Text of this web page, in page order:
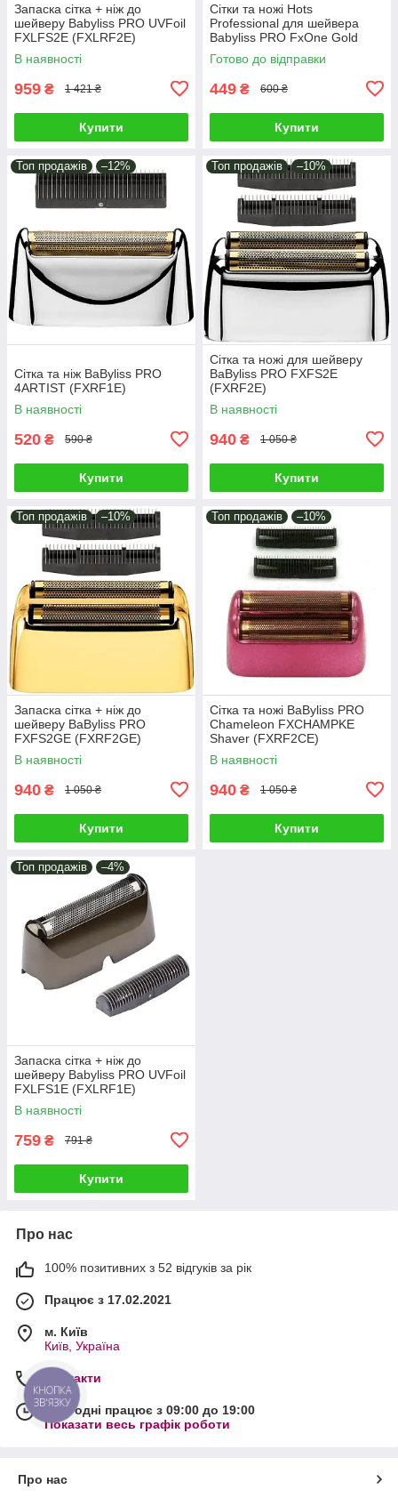
Запаска сітка + ніж до
шейверу Babyliss PRO UVFoil
FXLFS2E (FXLRF2E)
В наявності
959 ₴ 1 421 ₴
Купити
Сітки та ножі Hots
Professional для шейвера
Babyliss PRO FxOne Gold
FX79FSGE (HP-FX79RF2GE)
Готово до відправки
449 ₴ 600 ₴
Купити
Топ продажів –12%
Сітка та ніж BaByliss PRO
4ARTIST (FXRF1E)
В наявності
520 ₴ 590 ₴
Купити
Топ продажів –10%
Сітка та ножі для шейверу
BaByliss PRO FXFS2E
(FXRF2E)
В наявності
940 ₴ 1 050 ₴
Купити
Топ продажів –10%
Запаска сітка + ніж до
шейверу BaByliss PRO
FXFS2GE (FXRF2GE)
В наявності
940 ₴ 1 050 ₴
Купити
Топ продажів –10%
Сітка та ножі BaByliss PRO
Chameleon FXCHAMPKE
Shaver (FXRF2CE)
В наявності
940 ₴ 1 050 ₴
Купити
Топ продажів –4%
Запаска сітка + ніж до
шейверу Babyliss PRO UVFoil
FXLFS1E (FXLRF1E)
В наявності
759 ₴ 791 ₴
Купити
Про нас
100% позитивних з 52 відгуків за рік
Працює з 17.02.2021
м. Київ
Київ, Україна
Контакти
Сьогодні працює з 09:00 до 19:00
Показати весь графік роботи
Про нас
КНОПКА
ЗВ'ЯЗКУ